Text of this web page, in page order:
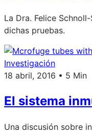
La Dra. Felice
dichas pruebas.
Investigación
18 abril, 2016 • 5 Min
El sistema
Una discusión sobre